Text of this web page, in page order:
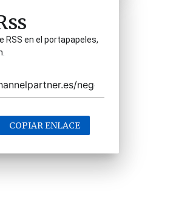
RSS en el portapapeles,
COPIAR ENLACE